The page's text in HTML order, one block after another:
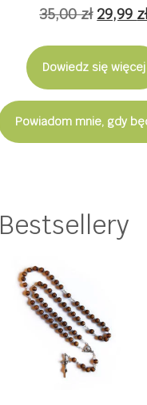
35,00zł
35,00
29,99
Dowiedz się więcej
Powiadom mnie, gdy
Bestsellery